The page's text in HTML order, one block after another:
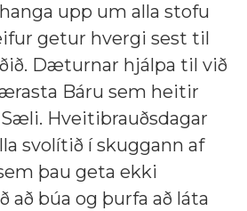
upp um alla stofu
getur hvergi sest til
Dæturnar hjálpa til við
Báru sem heitir
Hveitibrauðsdagar
svolítið í skuggann af
þau geta ekki
að búa og þurfa að láta